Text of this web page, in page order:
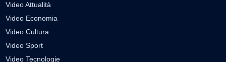
Video Attualità
Video Economia
Video Cultura
Video Sport
Video Tecnologie